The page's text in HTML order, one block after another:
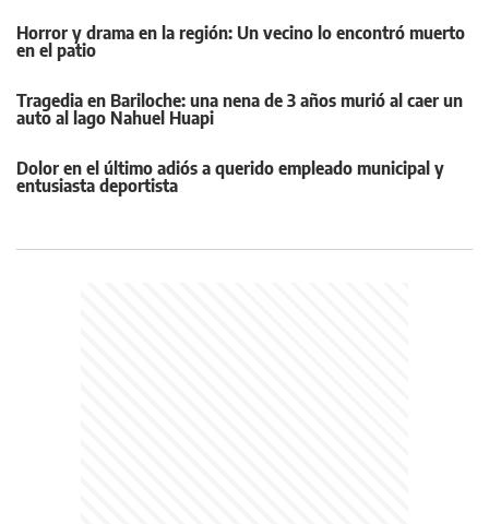
Horror y drama en la región: Un vecino lo encontró muerto
en el patio
Tragedia en Bariloche: una nena de 3 años murió al caer un
auto al lago Nahuel Huapi
Dolor en el último adiós a querido empleado municipal y
entusiasta deportista